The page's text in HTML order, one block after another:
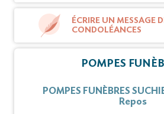
ÉCRIRE UN MESSAGE
CONDOLÉANCES
POMPES
POMPES FUNÈBRES
Repos